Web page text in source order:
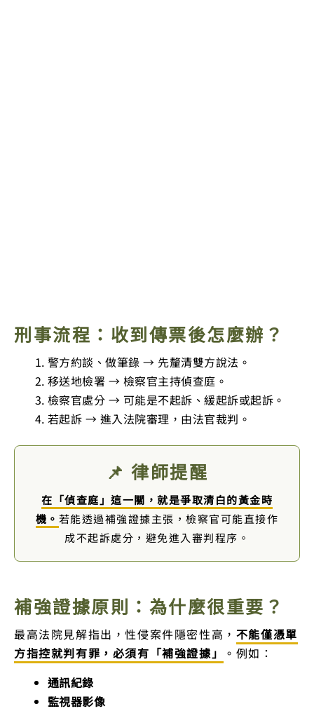
刑事流程：收到傳票後怎麼辦？
警方約談、做筆錄 → 先釐清雙方說法。
移送地檢署 → 檢察官主持偵查庭。
檢察官處分 → 可能是不起訴、緩起訴或起訴。
若起訴 → 進入法院審理，由法官裁判。
📌 律師提醒
在「偵查庭」這一關，就是爭取清白的黃金時
機。 若能透過補強證據主張，檢察官可能直接作
成不起訴處分，避免進入審判程序。
補強證據原則：為什麼很重要？
最高法院見解指出，性侵案件隱密性高， 不能僅憑單
方指控就判有罪，必須有「補強證據」
。例如：
通訊紀錄
監視器影像